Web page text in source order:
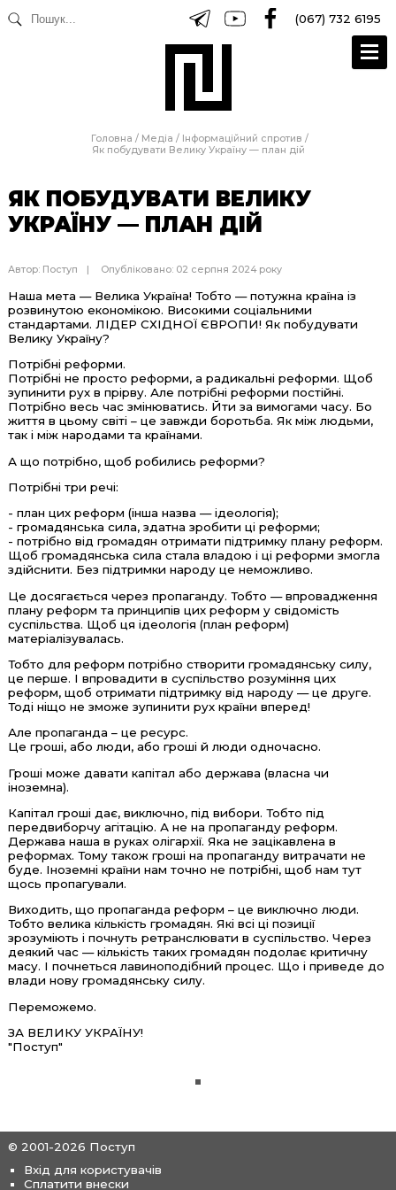
(067) 732 6195
Головна / Медіа / Інформаційний спротив /
Як побудувати Велику Україну — план дій
ЯК ПОБУДУВАТИ ВЕЛИКУ
УКРАЇНУ — ПЛАН ДІЙ
Автор: Поступ Опубліковано: 02 серпня 2024 року
Наша мета — Велика Україна! Тобто — потужна країна із
розвинутою економікою. Високими соціальними
стандартами. ЛІДЕР СХІДНОЇ ЄВРОПИ! Як побудувати
Велику Україну?
Потрібні реформи.
Потрібні не просто реформи, а радикальні реформи. Щоб
зупинити рух в прірву. Але потрібні реформи постійні.
Потрібно весь час змінюватись. Йти за вимогами часу. Бо
життя в цьому світі – це завжди боротьба. Як між людьми,
так і між народами та країнами.
А що потрібно, щоб робились реформи?
Потрібні три речі:
- план цих реформ (інша назва — ідеологія);
- громадянська сила, здатна зробити ці реформи;
- потрібно від громадян отримати підтримку плану реформ.
Щоб громадянська сила стала владою і ці реформи змогла
здійснити. Без підтримки народу це неможливо.
Це досягається через пропаганду. Тобто — впровадження
плану реформ та принципів цих реформ у свідомість
суспільства. Щоб ця ідеологія (план реформ)
матеріалізувалась.
Тобто для реформ потрібно створити громадянську силу,
це перше. І впровадити в суспільство розуміння цих
реформ, щоб отримати підтримку від народу — це друге.
Тоді ніщо не зможе зупинити рух країни вперед!
Але пропаганда – це ресурс.
Це гроші, або люди, або гроші й люди одночасно.
Гроші може давати капітал або держава (власна чи
іноземна).
Капітал гроші дає, виключно, під вибори. Тобто під
передвиборчу агітацію. А не на пропаганду реформ.
Держава наша в руках олігархії. Яка не зацікавлена в
реформах. Тому також гроші на пропаганду витрачати не
буде. Іноземні країни нам точно не потрібні, щоб нам тут
щось пропагували.
Виходить, що пропаганда реформ – це виключно люди.
Тобто велика кількість громадян. Які всі ці позиції
зрозуміють і почнуть ретранслювати в суспільство. Через
деякий час — кількість таких громадян подолає критичну
масу. І почнеться лавиноподібний процес. Що і приведе до
влади нову громадянську силу.
Переможемо.
ЗА ВЕЛИКУ УКРАЇНУ!
"Поступ"
© 2001-2026 Поступ
Вхід для користувачів
Сплатити внески